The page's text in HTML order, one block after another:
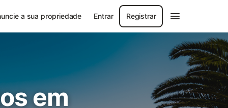
a sua propriedade Entrar Registrar
em